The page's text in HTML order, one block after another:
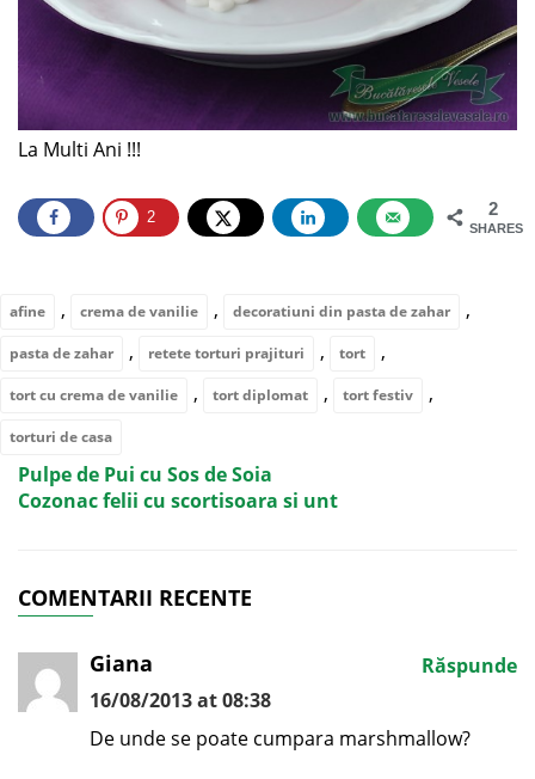
La Multi Ani !!!
2
SHARES
2
afine , crema de vanilie , decoratiuni din pasta de zahar ,
pasta de zahar , retete torturi prajituri , tort ,
tort cu crema de vanilie , tort diplomat , tort festiv ,
torturi de casa
Pulpe de Pui cu Sos de Soia
Cozonac felii cu scortisoara si unt
COMENTARII RECENTE
Giana
16/08/2013 at 08:38
De unde se poate cumpara marshmallow?
Răspunde